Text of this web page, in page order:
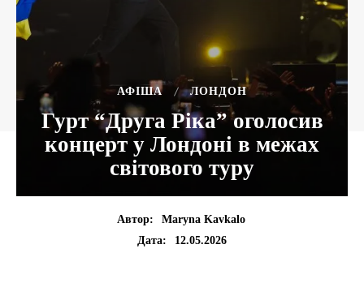
АФІША ЛОНДОН
Гурт “Друга Ріка” оголосив
концерт у Лондоні в межах
світового туру
Автор:
Maryna Kavkalo
Дата:
12.05.2026